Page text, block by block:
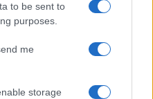
to be sent to
purposes.
me
storage
ultime news